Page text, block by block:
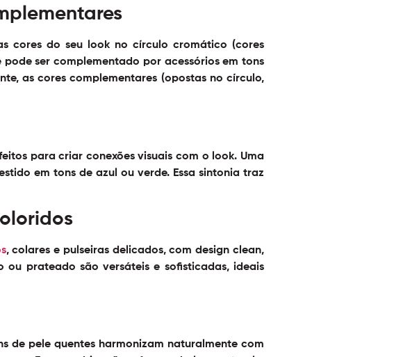
cores do seu look no círculo cromático (cores
ser complementado por acessórios em tons
as cores complementares (opostas no círculo,
para criar conexões visuais com o look. Uma
em tons de azul ou verde. Essa sintonia traz
, colares e pulseiras delicados, com design clean,
prateado são versáteis e sofisticadas, ideais
de pele quentes harmonizam naturalmente com